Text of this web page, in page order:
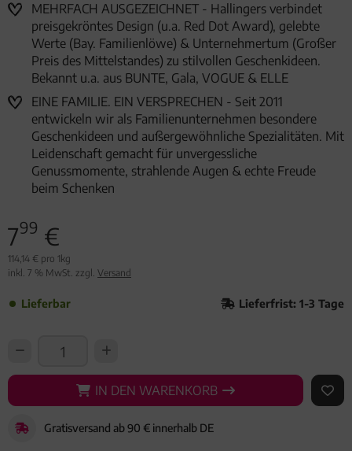
MEHRFACH AUSGEZEICHNET - Hallingers verbindet
preisgekröntes Design (u.a. Red Dot Award), gelebte
Werte (Bay. Familienlöwe) & Unternehmertum (Großer
Preis des Mittelstandes) zu stilvollen Geschenkideen.
Bekannt u.a. aus BUNTE, Gala, VOGUE & ELLE
EINE FAMILIE. EIN VERSPRECHEN - Seit 2011
entwickeln wir als Familienunternehmen besondere
Geschenkideen und außergewöhnliche Spezialitäten. Mit
Leidenschaft gemacht für unvergessliche
Genussmomente, strahlende Augen & echte Freude
beim Schenken
799 €
114,14 € pro 1kg
inkl. 7 % MwSt. zzgl. Versand
Lieferbar Lieferfrist: 1-3 Tage
IN DEN WARENKORB
IN DEN WARENKORB AUF
Gratisversand ab 90 € innerhalb DE